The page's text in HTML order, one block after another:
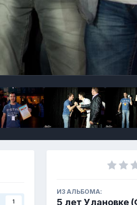
1
ИЗ АЛЬБОМА:
5 лет Улановке